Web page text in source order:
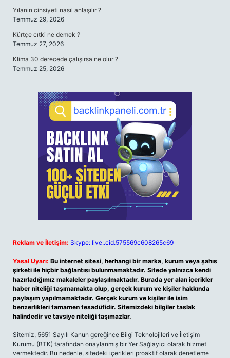
Yılanın cinsiyeti nasıl anlaşılır ?
Temmuz 29, 2026
Kürtçe cıtki ne demek ?
Temmuz 27, 2026
Klima 30 derecede çalışırsa ne olur ?
Temmuz 25, 2026
Reklam ve İletişim: Skype: live:.cid.575569c608265c69
Yasal Uyarı: Bu internet sitesi, herhangi bir marka, kurum veya şahıs
şirketi ile hiçbir bağlantısı bulunmamaktadır. Sitede yalnızca kendi
hazırladığımız makaleler paylaşılmaktadır. Burada yer alan içerikler
haber niteliği taşımamakta olup, gerçek kurum ve kişiler hakkında
paylaşım yapılmamaktadır. Gerçek kurum ve kişiler ile isim
benzerlikleri tamamen tesadüfidir. Sitemizdeki bilgiler taslak
halindedir ve tavsiye niteliği taşımazlar.
Sitemiz, 5651 Sayılı Kanun gereğince Bilgi Teknolojileri ve İletişim
Kurumu (BTK) tarafından onaylanmış bir Yer Sağlayıcı olarak hizmet
vermektedir. Bu nedenle, sitedeki içerikleri proaktif olarak denetleme